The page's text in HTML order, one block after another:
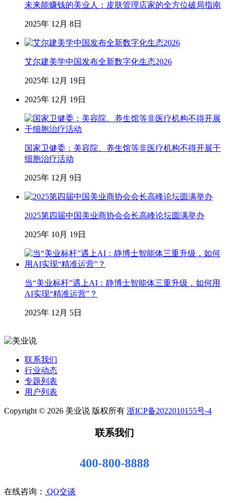
未来能赚钱的美业人：皮肤管理店家的全方位破局指南
2025年 12月 8日
艾尔建美学中国发布全新数字化生态2026
2025年 12月 19日
2025年 12月 19日
国家卫健委：美容院、养生馆等非医疗机构不得开展干
细胞治疗活动
2025年 12月 9日
2025第四届中国美业商协会会长高峰论坛圆满举办
2025年 10月 19日
当“美业标杆”遇上AI：静博士智能体三重升级，如何用
AI实现“精准运营”？
2025年 12月 5日
联系我们
行业动态
专题列表
用户列表
Copyright © 2026 美业说 版权所有 浙ICP备2022010155号-4
联系我们
400-800-8888
在线咨询： QQ交谈